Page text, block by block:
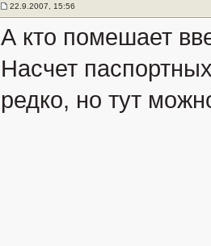
22.9.2007, 15:56
А кто помешает
Насчет
редко, но тут